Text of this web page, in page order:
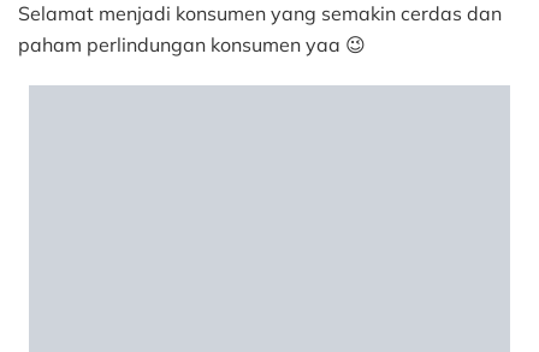
Selamat menjadi konsumen yang semakin cerdas dan
paham perlindungan konsumen yaa 😉